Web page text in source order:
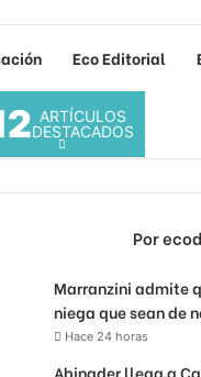
Eco Editorial
porARTÍCULOS
DESTACADOS
Por
Marranzini admite
niega que sean de
Hace 24 horas
Abinader llega a